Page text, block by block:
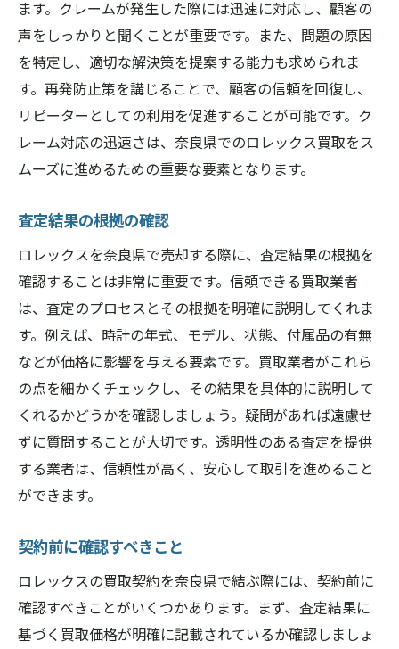
ます。クレームが発生した際には迅速に対応し、顧客の
声をしっかりと聞くことが重要です。また、問題の原因
を特定し、適切な解決策を提案する能力も求められま
す。再発防止策を講じることで、顧客の信頼を回復し、
リピーターとしての利用を促進することが可能です。ク
レーム対応の迅速さは、奈良県でのロレックス買取をス
ムーズに進めるための重要な要素となります。
査定結果の根拠の確認
ロレックスを奈良県で売却する際に、査定結果の根拠を
確認することは非常に重要です。信頼できる買取業者
は、査定のプロセスとその根拠を明確に説明してくれま
す。例えば、時計の年式、モデル、状態、付属品の有無
などが価格に影響を与える要素です。買取業者がこれら
の点を細かくチェックし、その結果を具体的に説明して
くれるかどうかを確認しましょう。疑問があれば遠慮せ
ずに質問することが大切です。透明性のある査定を提供
する業者は、信頼性が高く、安心して取引を進めること
ができます。
契約前に確認すべきこと
ロレックスの買取契約を奈良県で結ぶ際には、契約前に
確認すべきことがいくつかあります。まず、査定結果に
基づく買取価格が明確に記載されているか確認しましょ